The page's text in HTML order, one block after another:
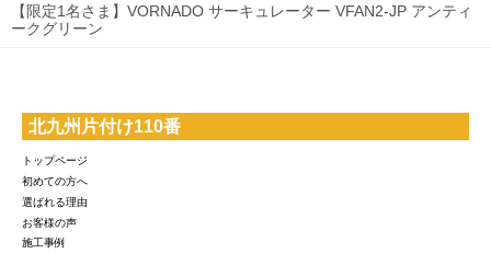
【限定1名さま】VORNADO サーキュレーター VFAN2-JP アンティ
ークグリーン
北九州片付け110番
トップページ
初めての方へ
選ばれる理由
お客様の声
施工事例